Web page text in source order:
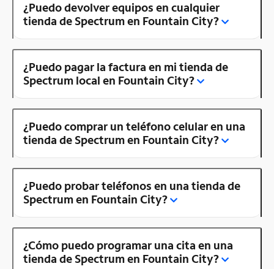
¿Puedo devolver equipos en cualquier
tienda de Spectrum en Fountain City?
¿Puedo pagar la factura en mi tienda de
Spectrum local en Fountain City?
¿Puedo comprar un teléfono celular en una
tienda de Spectrum en Fountain City?
¿Puedo probar teléfonos en una tienda de
Spectrum en Fountain City?
¿Cómo puedo programar una cita en una
tienda de Spectrum en Fountain City?